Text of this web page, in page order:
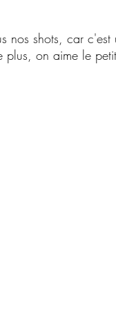
nos shots, car c'est
on aime le